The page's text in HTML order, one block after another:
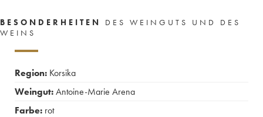
BESONDERHEITEN
DES WEINGUTS UND DES
WEINS
Region: Korsika
Weingut:Antoine-Marie Arena
Farbe: rot